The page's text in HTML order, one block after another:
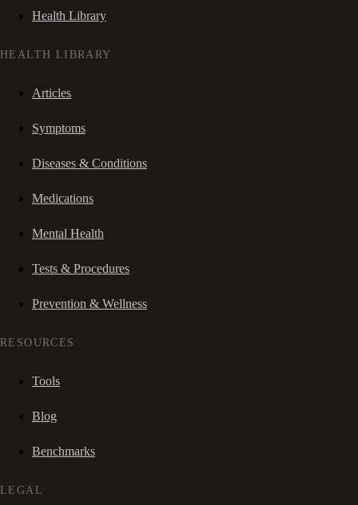
Health Library
HEALTH LIBRARY
Articles
Symptoms
Diseases & Conditions
Medications
Mental Health
Tests & Procedures
Prevention & Wellness
RESOURCES
Tools
Blog
Benchmarks
LEGAL